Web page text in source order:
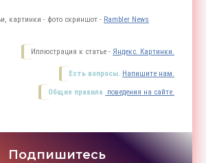
картинки - фото скриншот - Rambler News
Иллюстрация к статье - Яндекс. Картинки.
Есть вопросы. Напишите нам.
Общие правила поведения на сайте.
Подпишитесь